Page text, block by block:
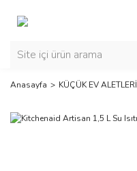
Anasayfa KÜÇÜK EV ALETLERİ